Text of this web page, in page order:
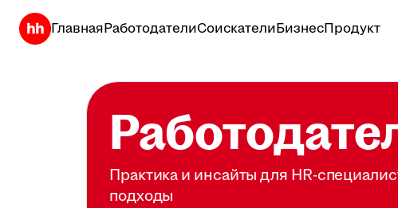
ГлавнаяРаботодателиСоискателиБизнесПродукт
Практика и инсайты для HR-
подходы